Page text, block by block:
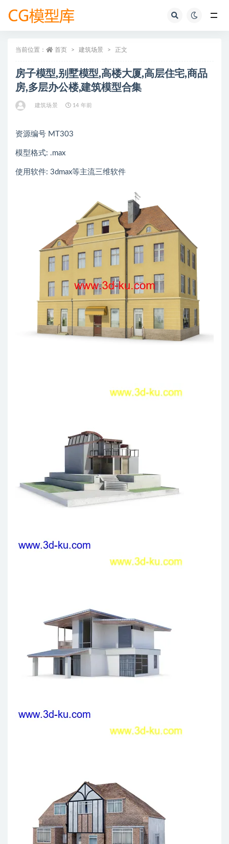
当前位置： 首页 建筑场景 正文
房子模型,别墅模型,高楼大厦,高层住宅,商品
房,多层办公楼,建筑模型合集
建筑场景 14 年前
资源编号 MT303
模型格式: .max
使用软件: 3dmax等主流三维软件